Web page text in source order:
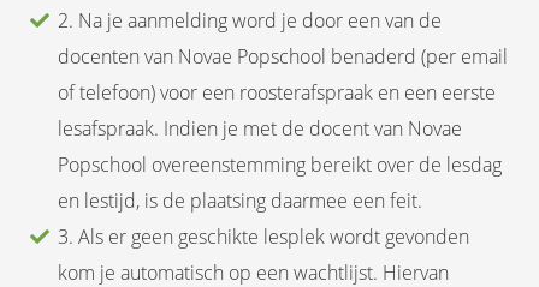
2. Na je aanmelding word je door een van de
docenten van Novae Popschool benaderd (per email
of telefoon) voor een roosterafspraak en een eerste
lesafspraak. Indien je met de docent van Novae
Popschool overeenstemming bereikt over de lesdag
en lestijd, is de plaatsing daarmee een feit.
3. Als er geen geschikte lesplek wordt gevonden
kom je automatisch op een wachtlijst. Hiervan